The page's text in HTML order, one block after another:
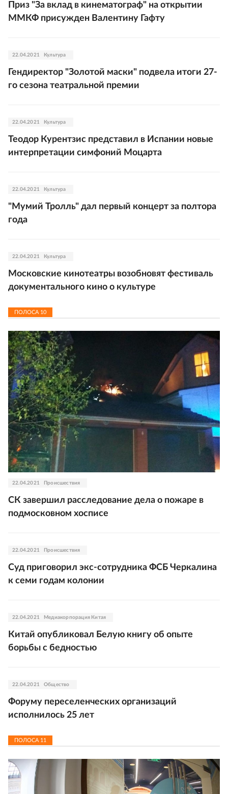
Приз "За вклад в кинематограф" на открытии
ММКФ присужден Валентину Гафту
22.04.2021 Культура
Гендиректор "Золотой маски" подвела итоги 27-
го сезона театральной премии
22.04.2021 Культура
Теодор Курентзис представил в Испании новые
интерпретации симфоний Моцарта
22.04.2021 Культура
"Мумий Тролль" дал первый концерт за полтора
года
22.04.2021 Культура
Московские кинотеатры возобновят фестиваль
документального кино о культуре
ПОЛОСА 10
22.04.2021 Происшествия
СК завершил расследование дела о пожаре в
подмосковном хосписе
22.04.2021 Происшествия
Суд приговорил экс-сотрудника ФСБ Черкалина
к семи годам колонии
22.04.2021 Медиакорпорация Китая
Китай опубликовал Белую книгу об опыте
борьбы с бедностью
22.04.2021 Общество
Форуму переселенческих организаций
исполнилось 25 лет
ПОЛОСА 11